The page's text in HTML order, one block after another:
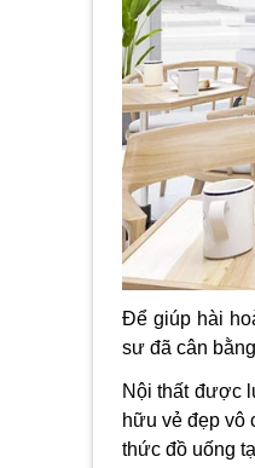
Để giúp hài
sư đã cân
Nội thất được
hữu vẻ đẹp vô
thức đồ uống